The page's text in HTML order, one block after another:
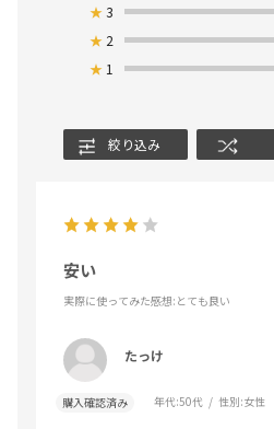
★3
★ 2
★ 1
絞り込み
安い
実際に使ってみた感想:とても良い
たっけ
購入確認済み 年代:50代 性別:女性